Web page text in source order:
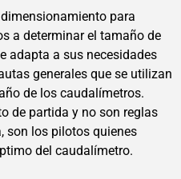
para
a determinar el tamaño de
adapta a sus necesidades
generales que se utilizan
de los caudalímetros.
de partida y no son reglas
son los pilotos quienes
del caudalímetro.